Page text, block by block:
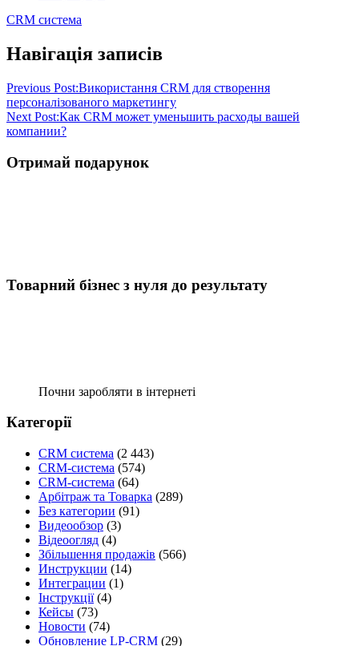
CRM система
Навігація записів
Previous Post:Використання CRM для створення
персоналізованого маркетингу
Next Post:Как CRM может уменьшить расходы вашей
компании?
Отримай подарунок
Товарний бізнес з нуля до результату
Почни заробляти в інтернеті
Категорії
CRM система (2 443)
CRM-система (574)
CRM-система (64)
Арбітраж та Товарка (289)
Без категории (91)
Видеообзор (3)
Відеоогляд (4)
Збільшення продажів (566)
Инструкции (14)
Интеграции (1)
Інструкції(4)
Кейсы (73)
Новости (74)
Обновление LP-CRM (29)